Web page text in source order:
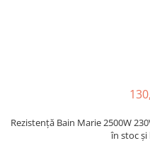
Rezistență Bain Marie 2500W
în stoc și